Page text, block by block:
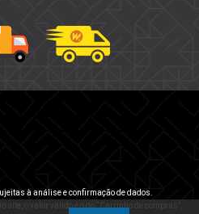
à análise e confirmação de dados.
o valor válido é o do “Carrinho de compras”.